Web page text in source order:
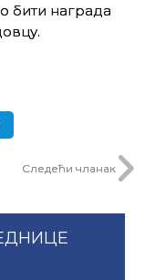
бити награда
Следећи чланак